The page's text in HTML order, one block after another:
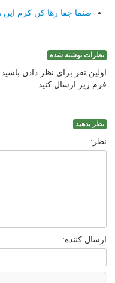
صنما جفا رها كن كرم این
نظرات نوشته شده
اولین نفر برای نظر دادن
فرم زیر ارسال کنید.
نظر بدهید
نظر:
ارسال کننده: